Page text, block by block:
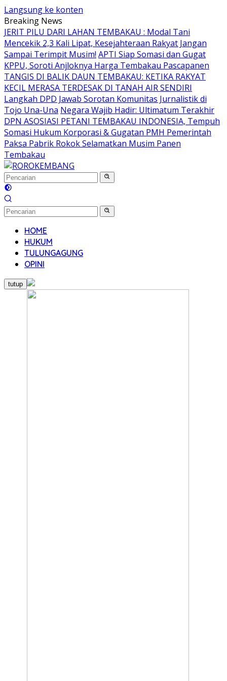
Langsung ke konten
Breaking News
JERIT PILU DARI LAHAN TEMBAKAU ​: Modal Tani
Mencekik 2,3 Kali Lipat, Kesejahteraan Rakyat Jangan
Sampai Terimpit Musim! APTI Siap Somasi dan Gugat
KPPU, Soroti Anjloknya Harga Tembakau Pascapanen
TANGIS DI BALIK DAUN TEMBAKAU: KETIKA RAKYAT
KECIL MERASA TERDESAK DI TANAH AIR SENDIRI
Langkah DPD Jawab Sorotan Komunitas Jurnalistik di
Tojo Una-Una Negara Wajib Hadir: Ultimatum Terakhir
DPN ASOSIASI PETANI TEMBAKAU INDONESIA, Tempuh
Somasi Hukum Korporasi & Gugatan PMH Pemerintah
Paksa Pabrik Rokok Selamatkan Musim Panen
Tembakau
HOME
HUKUM
TULUNGAGUNG
OPINI
tutup